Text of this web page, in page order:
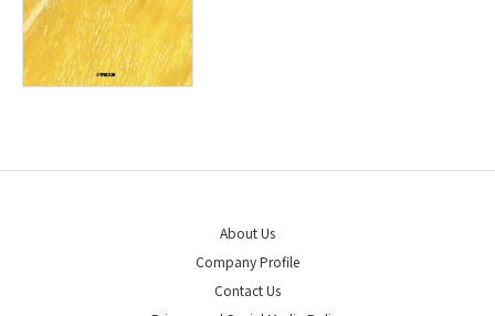
About Us
Company Profile
Contact Us